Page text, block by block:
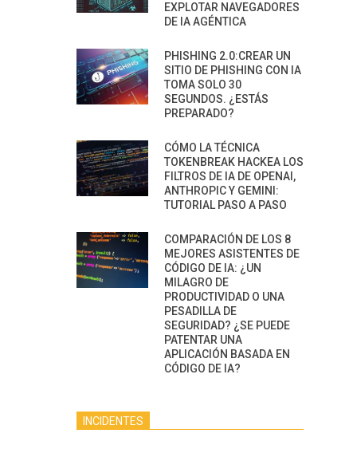
EXPLOTAR NAVEGADORES
DE IA AGÉNTICA
PHISHING 2.0:CREAR UN
SITIO DE PHISHING CON IA
TOMA SOLO 30
SEGUNDOS. ¿ESTÁS
PREPARADO?
CÓMO LA TÉCNICA
TOKENBREAK HACKEA LOS
FILTROS DE IA DE OPENAI,
ANTHROPIC Y GEMINI:
TUTORIAL PASO A PASO
COMPARACIÓN DE LOS 8
MEJORES ASISTENTES DE
CÓDIGO DE IA: ¿UN
MILAGRO DE
PRODUCTIVIDAD O UNA
PESADILLA DE
SEGURIDAD? ¿SE PUEDE
PATENTAR UNA
APLICACIÓN BASADA EN
CÓDIGO DE IA?
INCIDENTES